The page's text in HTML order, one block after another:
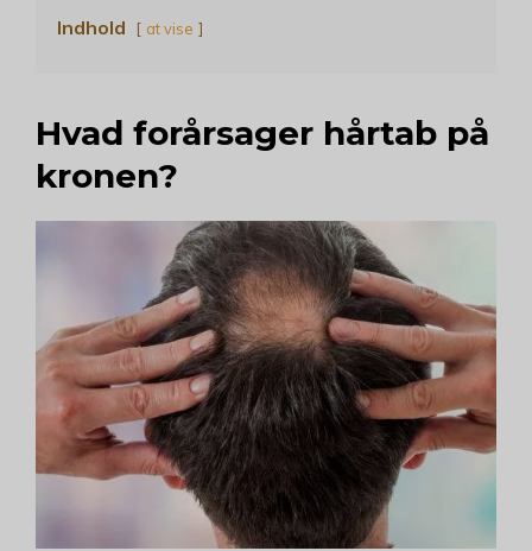
Indhold at vise
Hvad forårsager hårtab på
kronen?